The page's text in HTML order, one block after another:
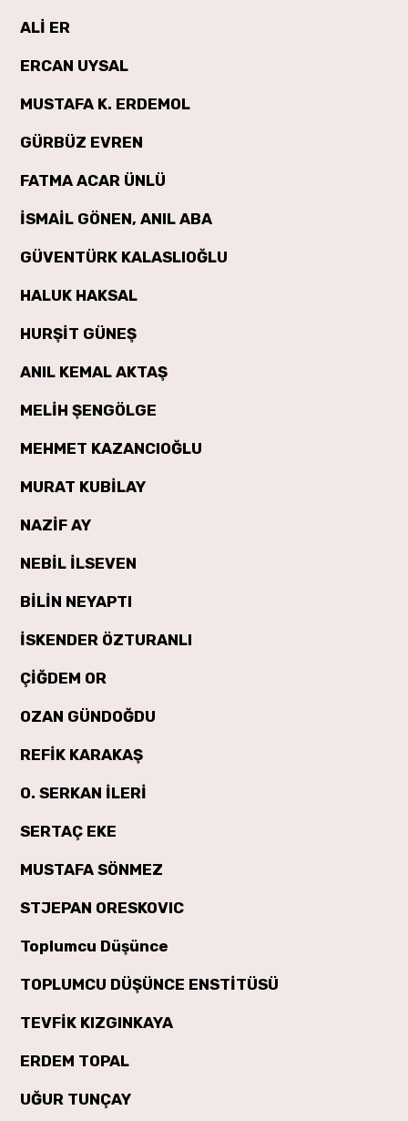
ALİ ER
ERCAN UYSAL
MUSTAFA K. ERDEMOL
GÜRBÜZ EVREN
FATMA ACAR ÜNLÜ
İSMAİL GÖNEN, ANIL ABA
GÜVENTÜRK KALASLIOĞLU
HALUK HAKSAL
HURŞİT GÜNEŞ
ANIL KEMAL AKTAŞ
MELİH ŞENGÖLGE
MEHMET KAZANCIOĞLU
MURAT KUBİLAY
NAZİF AY
NEBİL İLSEVEN
BİLİN NEYAPTI
İSKENDER ÖZTURANLI
ÇİĞDEM OR
OZAN GÜNDOĞDU
REFİK KARAKAŞ
O. SERKAN İLERİ
SERTAÇ EKE
MUSTAFA SÖNMEZ
STJEPAN ORESKOVIC
Toplumcu Düşünce
TOPLUMCU DÜŞÜNCE ENSTİTÜSÜ
TEVFİK KIZGINKAYA
ERDEM TOPAL
UĞUR TUNÇAY